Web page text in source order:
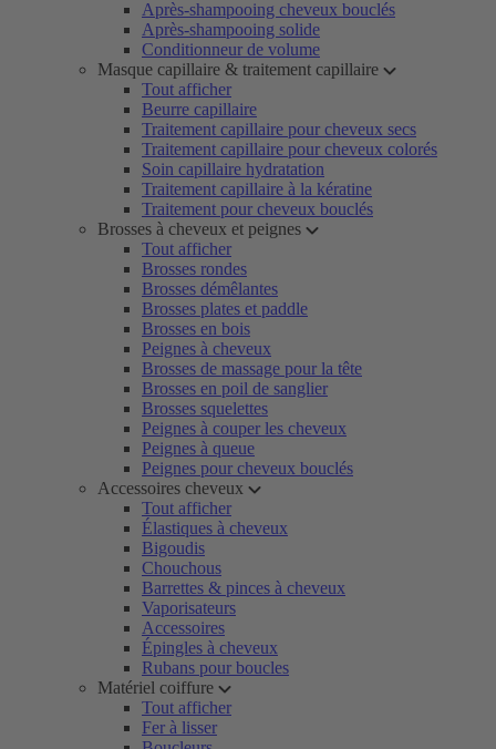
Après-shampooing cheveux bouclés
Après-shampooing solide
Conditionneur de volume
Masque capillaire & traitement capillaire
Tout afficher
Beurre capillaire
Traitement capillaire pour cheveux secs
Traitement capillaire pour cheveux colorés
Soin capillaire hydratation
Traitement capillaire à la kératine
Traitement pour cheveux bouclés
Brosses à cheveux et peignes
Tout afficher
Brosses rondes
Brosses démêlantes
Brosses plates et paddle
Brosses en bois
Peignes à cheveux
Brosses de massage pour la tête
Brosses en poil de sanglier
Brosses squelettes
Peignes à couper les cheveux
Peignes à queue
Peignes pour cheveux bouclés
Accessoires cheveux
Tout afficher
Élastiques à cheveux
Bigoudis
Chouchous
Barrettes & pinces à cheveux
Vaporisateurs
Accessoires
Épingles à cheveux
Rubans pour boucles
Matériel coiffure
Tout afficher
Fer à lisser